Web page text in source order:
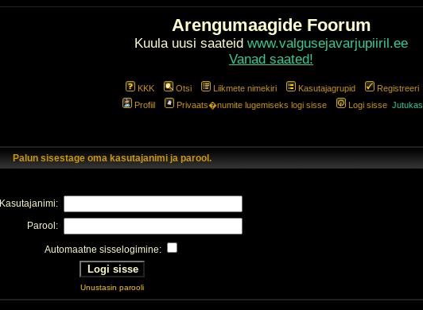
Arengumaagide Foorum
Kuula uusi saateid www.valgusejavarjupiiril.ee
Vanad saated!
KKK Otsi Liikmete nimekiri Kasutajagrupid
Registreeri
Profiil
Privaats�numite lugemiseks logi sisse Logi sisse Jutukas
Palun sisestage oma kasutajanimi ja parool.
Kasutajanimi:
Parool:
Automaatne sisselogimine:
Unustasin parooli